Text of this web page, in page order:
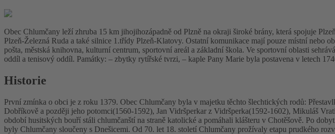
Obec Chlumčany leží zhruba 15 km jihojihozápadně od Plzně na okraji široké brány, která spojuje
Plzeň-Železná Ruda a také silnice 1.třídy Plzeň-Klatovy. Ostatní komunikace mají pouze místní nebo
pošta, městská knihovna, kulturní centrum, sportovní areál a základní škola. Ve sportovní oblasti
oddíl a tenisový oddíl. Památky: – zbytky rytířské tvrzi, – kaple Pany Marie byla postavena v letech
Historie
První zmínka o obci je z roku 1379. Obec Chlumčany byla v majetku těchto šlechtických rodů:
Dobříkově a později jeho potomci(1560-1592), Jan Vidršperkar z Vidršperka(1592-1602), Mikuláš
období husitských bouří stáli chlumčanští na straně katolické a pomáhali klášteru v Chotěšově. Po
byly Chlumčany sloučeny s Dnešicemi. Od 70. let 18. století Chlumčany prožívaly etapu prudkého